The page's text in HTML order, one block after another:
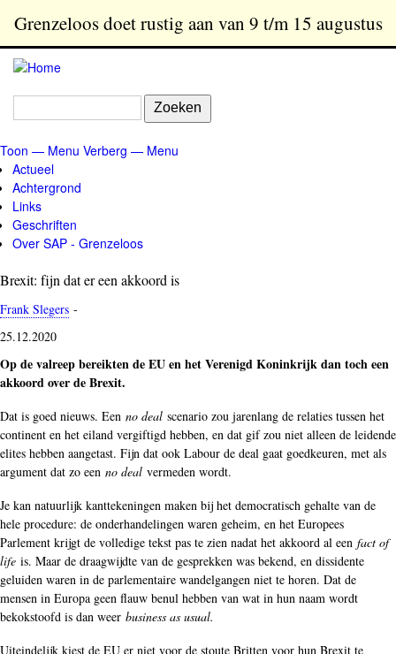
naar
gaan
Grenzeloos doet rustig aan van 9 t/m 15 augustus
Zoeken
Menu
Toon — Menu Verberg — Menu
Actueel
Achtergrond
Links
Geschriften
Over SAP - Grenzeloos
Brexit: fijn dat er een akkoord is
Frank Slegers -
25.12.2020
Op de valreep bereikten de EU en het Verenigd Koninkrijk dan toch een
akkoord over de Brexit.
Dat is goed nieuws. Een no deal scenario zou jarenlang de relaties tussen het
continent en het eiland vergiftigd hebben, en dat gif zou niet alleen de leidende
elites hebben aangetast. Fijn dat ook Labour de deal gaat goedkeuren, met als
argument dat zo een no deal vermeden wordt.
Je kan natuurlijk kanttekeningen maken bij het democratisch gehalte van de
hele procedure: de onderhandelingen waren geheim, en het Europees
Parlement krijgt de volledige tekst pas te zien nadat het akkoord al een fact of
life is. Maar de draagwijdte van de gesprekken was bekend, en dissidente
geluiden waren in de parlementaire wandelgangen niet te horen. Dat de
mensen in Europa geen flauw benul hebben van wat in hun naam wordt
bekokstoofd is dan weer business as usual.
Uiteindelijk kiest de EU er niet voor de stoute Britten voor hun Brexit te